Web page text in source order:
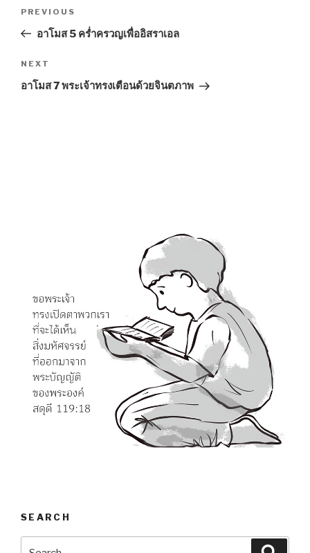
navigation
Previous
Post
PREVIOUS
อาโมส 5 คร่ำครวญเพื่ออิสราเอล
Next
Post
NEXT
อาโมส 7 พระเจ้าทรงเตือนด้วยจินตภาพ
SEARCH